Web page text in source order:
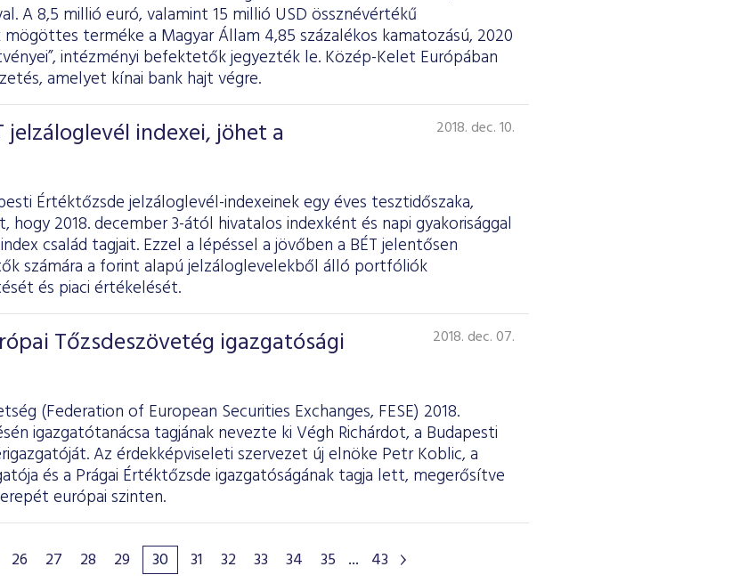
A 8,5 millió euró, valamint 15 millió USD össznévértékű
terméke a Magyar Állam 4,85 százalékos kamatozású, 2020
intézményi befektetők jegyezték le. Közép-Kelet Európában
amelyet kínai bank hajt végre.
jelzáloglevél indexei, jöhet a
2018. dec. 10.
Értéktőzsde jelzáloglevél-indexeinek egy éves tesztidőszaka,
2018. december 3-ától hivatalos indexként és napi gyakorisággal
család tagjait. Ezzel a lépéssel a jövőben a BÉT jelentősen
számára a forint alapú jelzáloglevelekből álló portfóliók
és piaci értékelését.
Tőzsdeszövetég igazgatósági
2018. dec. 07.
(Federation of European Securities Exchanges, FESE) 2018.
igazgatótanácsa tagjának nevezte ki Végh Richárdot, a Budapesti
Az érdekképviseleti szervezet új elnöke Petr Koblic, a
és a Prágai Értéktőzsde igazgatóságának tagja lett, megerősítve
európai szinten.
26 27 28 29 30 31 32 33 34 35 ... 43